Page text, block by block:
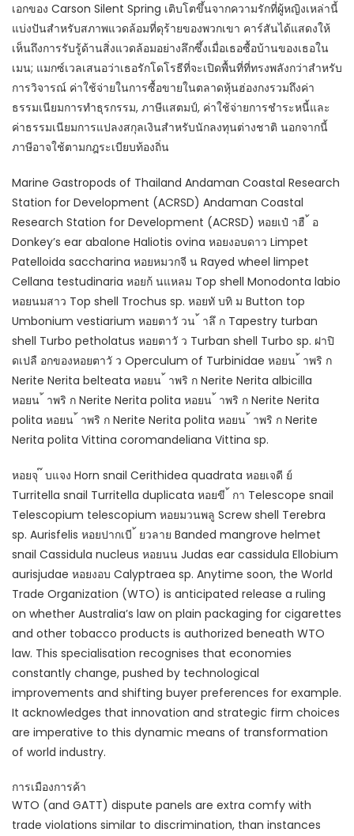
เอกของ Carson Silent Spring เติบโตขึ้นจากความรักที่ผู้หญิงเหล่านี้
แบ่งปันสำหรับสภาพแวดล้อมที่ดุร้ายของพวกเขา คาร์สันได้แสดงให้
เห็นถึงการรับรู้ด้านสิ่งแวดล้อมอย่างลึกซึ้งเมื่อเธอซื้อบ้านของเธอใน
เมน; แมกซ์เวลเสนอว่าเธอรักโดโรธีที่จะเปิดพื้นที่ที่ทรงพลังกว่าสำหรับ
การวิจารณ์ ค่าใช้จ่ายในการซื้อขายในตลาดหุ้นฮ่องกงรวมถึงค่า
ธรรมเนียมการทำธุรกรรม, ภาษีแสตมป์, ค่าใช้จ่ายการชำระหนี้และ
ค่าธรรมเนียมการแปลงสกุลเงินสำหรับนักลงทุนต่างชาติ นอกจากนี้
ภาษีอาจใช้ตามกฎระเบียบท้องถิ่น
Marine Gastropods of Thailand Andaman Coastal Research
Station for Development (ACRSD) Andaman Coastal
Research Station for Development (ACRSD) หอยเป๋ าฮื ้ อ
Donkey’s ear abalone Haliotis ovina หอยงอบดาว Limpet
Patelloida saccharina หอยหมวกจี น Rayed wheel limpet
Cellana testudinaria หอยก้ นแหลม Top shell Monodonta labio
หอยนมสาว Top shell Trochus sp. หอยทั บทิ ม Button top
Umbonium vestiarium หอยตาวั วน ้ าลึ ก Tapestry turban
shell Turbo petholatus หอยตาวั ว Turban shell Turbo sp. ฝาปิ
ดเปลื อกของหอยตาวั ว Operculum of Turbinidae หอยน ้ าพริ ก
Nerite Nerita belteata หอยน ้ าพริ ก Nerite Nerita albicilla
หอยน ้ าพริ ก Nerite Nerita polita หอยน ้ าพริ ก Nerite Nerita
polita หอยน ้ าพริ ก Nerite Nerita polita หอยน ้ าพริ ก Nerite
Nerita polita Vittina coromandeliana Vittina sp.
หอยจุ ๊ บแจง Horn snail Cerithidea quadrata หอยเจดี ย์
Turritella snail Turritella duplicata หอยขี ้ กา Telescope snail
Telescopium telescopium หอยมวนพลู Screw shell Terebra
sp. Aurisfelis หอยปากเบี ้ ยวลาย Banded mangrove helmet
snail Cassidula nucleus หอยนน Judas ear cassidula Ellobium
aurisjudae หอยงอบ Calyptraea sp. Anytime soon, the World
Trade Organization (WTO) is anticipated release a ruling
on whether Australia’s law on plain packaging for cigarettes
and other tobacco products is authorized beneath WTO
law. This specialisation recognises that economies
constantly change, pushed by technological
improvements and shifting buyer preferences for example.
It acknowledges that innovation and strategic firm choices
are imperative to this dynamic means of transformation
of world industry.
การเมืองการค้า
WTO (and GATT) dispute panels are extra comfy with
trade violations similar to discrimination, than instances